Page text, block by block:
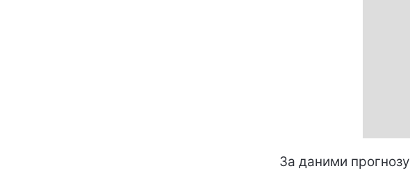
За даними прогнозу